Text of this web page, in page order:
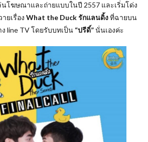
นโฆษณาและถ่ายแบบในปี 2557 และเริ่มโด่ง
ยเรื่อง What the Duck รักแลนดิ้งที่ฉายบน
line TV โดยรับบทเป็น “ปรีดิ์”นั่นเองค่ะ